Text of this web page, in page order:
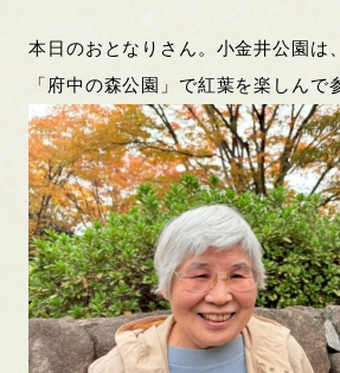
本日のおとなりさん。小金井公園は、
「府中の森公園」で紅葉を楽しんで